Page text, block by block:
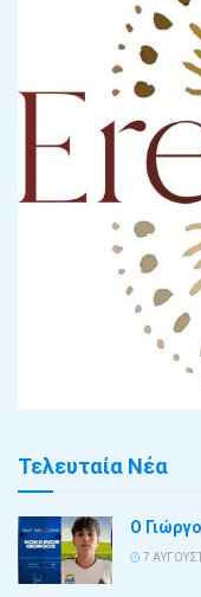
Τελευταία Νέα
Ο
7